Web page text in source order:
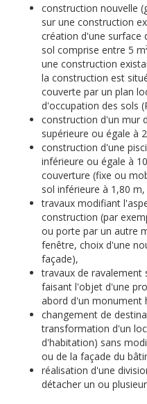
construction nouvelle
sur une construction
création d'une surface
sol comprise entre 5
une construction
la construction est
couverte par un plan
d'occupation des sols
construction d'un mur
supérieure ou égale à
construction d'une
inférieure ou égale à
couverture (fixe ou
sol inférieure à 1,80 m,
travaux modifiant
construction (par
ou porte par un autre
fenêtre, choix d'une
façade),
travaux de ravalement
faisant l'objet d'une
abord d'un monument
changement de
transformation d'un
d'habitation) sans
ou de la façade du
réalisation d'une
détacher un ou